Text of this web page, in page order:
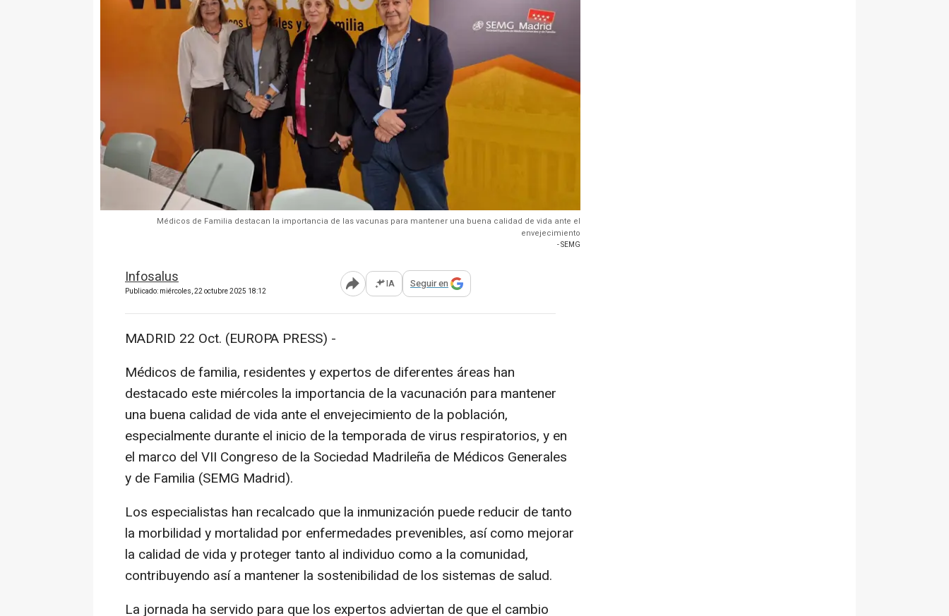
Médicos de Familia destacan la importancia de las vacunas para mantener una buena calidad de vida ante el
envejecimiento
- SEMG
Infosalus
Publicado: miércoles, 22 octubre 2025 18:12 Abrir opciones para compartir
IA Seguir en
MADRID 22 Oct. (EUROPA PRESS) -
Médicos de familia, residentes y expertos de diferentes áreas han
destacado este miércoles la importancia de la vacunación para mantener
una buena calidad de vida ante el envejecimiento de la población,
especialmente durante el inicio de la temporada de virus respiratorios, y en
el marco del VII Congreso de la Sociedad Madrileña de Médicos Generales
y de Familia (SEMG Madrid).
Los especialistas han recalcado que la inmunización puede reducir de tanto
la morbilidad y mortalidad por enfermedades prevenibles, así como mejorar
la calidad de vida y proteger tanto al individuo como a la comunidad,
contribuyendo así a mantener la sostenibilidad de los sistemas de salud.
La jornada ha servido para que los expertos adviertan de que el cambio